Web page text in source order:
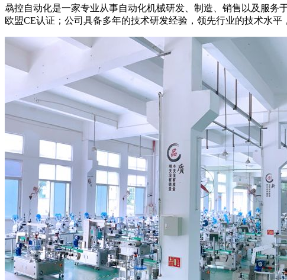
骉控自动化是一家专业从事自动化机械研发、制造、销售以及服务
欧盟CE认证；公司具备多年的技术研发经验，领先行业的技术水